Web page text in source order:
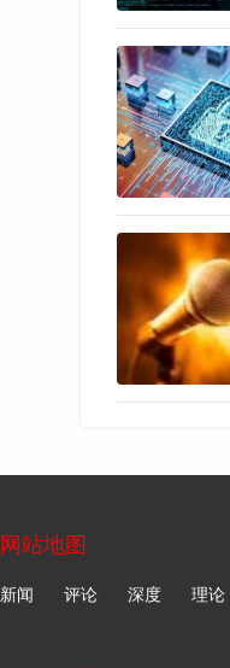
多个重点科
网站地图
新闻 评论 深度 理论